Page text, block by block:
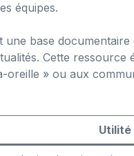
équipes.
une base
Cette
oreille » ou aux
Utilité